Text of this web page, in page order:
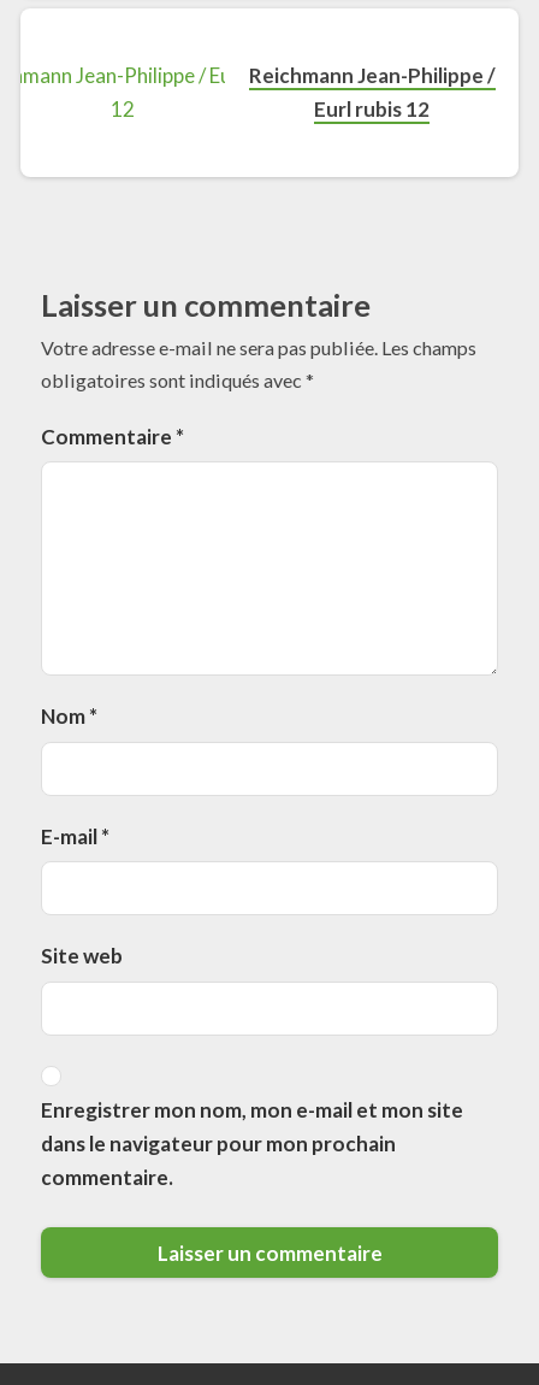
Reichmann Jean-Philippe /
Eurl rubis 12
Laisser un commentaire
Votre adresse e-mail ne sera pas publiée. Les champs
obligatoires sont indiqués avec *
Commentaire *
Nom*
E-mail*
Site web
Enregistrer mon nom, mon e-mail et mon site
dans le navigateur pour mon prochain
commentaire.